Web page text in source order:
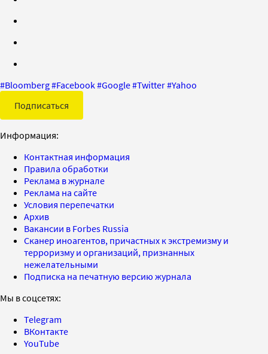
#Bloomberg#Facebook#Google#Twitter#Yahoo
Подписаться
Информация:
Контактная информация
Правила обработки
Реклама в журнале
Реклама на сайте
Условия перепечатки
Архив
Вакансии в Forbes Russia
Сканер иноагентов, причастных к экстремизму и
терроризму и организаций, признанных
нежелательными
Подписка на печатную версию журнала
Мы в соцсетях:
Telegram
ВКонтакте
YouTube